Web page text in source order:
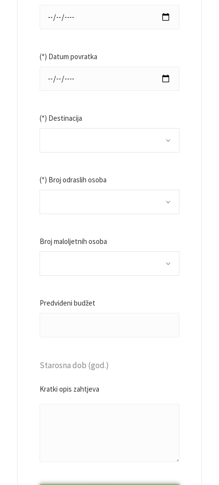
(*) Datum povratka
(*) Destinacija
(*) Broj odraslih osoba
Broj maloljetnih osoba
Predviđeni budžet
Starosna dob (god.)
Kratki opis zahtjeva